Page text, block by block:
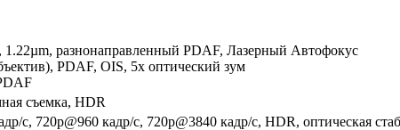
разнонаправ­ленный PDAF, Лазерный Автофокус
PDAF, OIS, 5x оптический зум
съемка, HDR
с, 720p@960 кадр/с, 720p@3840 кадр/с, HDR, оптическая